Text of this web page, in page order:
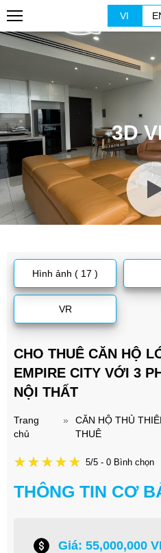
VI
3D
Hình ảnh ( 17 )
VR
CHO THUÊ CĂN HỘ
EMPIRE CITY VỚI 3
NỘI THẤT
Trang
chủ
»
CĂN HỘ THỦ
THUÊ
5/5 - 0 Bình chọn
THÔNG TIN CƠ
Giá: 55,000,000